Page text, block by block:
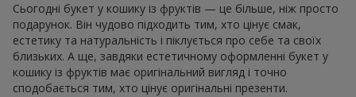
Сьогодні букет у кошику із фруктів — це більше, ніж просто
подарунок. Він чудово підходить тим, хто цінує смак,
естетику та натуральність і піклується про себе та своїх
близьких. А ще, завдяки естетичному оформленні букет у
кошику із фруктів має оригінальний вигляд і точно
сподобається тим, хто цінує оригінальні презенти.